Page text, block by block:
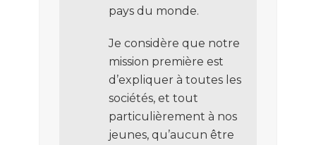
pays du monde.
Je considère que notre
mission première est
d’expliquer à toutes les
sociétés, et tout
particulièrement à nos
jeunes, qu’aucun être